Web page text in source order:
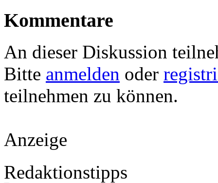
Kommentare
An dieser Diskussion
Bitte anmelden oder
teilnehmen zu können.
Anzeige
Redaktionstipps